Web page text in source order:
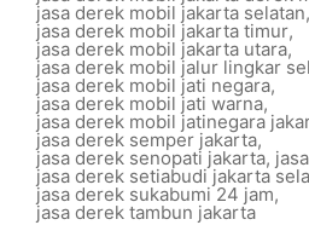
jasa derek mobil jakarta selatan,
jasa derek mobil jakarta timur,
jasa derek mobil jakarta utara,
jasa derek mobil jalur lingkar
jasa derek mobil jati negara,
jasa derek mobil jati warna,
jasa derek mobil jatinegara
jasa derek semper jakarta,
jasa derek senopati jakarta,
jasa derek setiabudi jakarta
jasa derek sukabumi 24 jam,
jasa derek tambun jakarta